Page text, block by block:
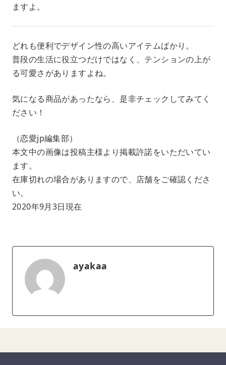
ますよ。
どれも便利でデザイン性の高いアイテムばかり。
普段の生活に役立つだけではなく、テンションの上が
る可愛さがありますよね。
気になる商品があったなら、是非チェックしてみてく
ださい！
（恋愛jp編集部）
本文中の画像は投稿主様より掲載許諾をいただいてい
ます。
在庫切れの場合がありますので、店舗をご確認くださ
い。
2020年9月3日現在
ayakaa